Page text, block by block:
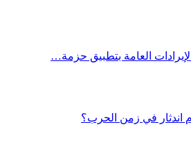
العامة بتطبيق حزمة…
اندثار في زمن الحرب؟